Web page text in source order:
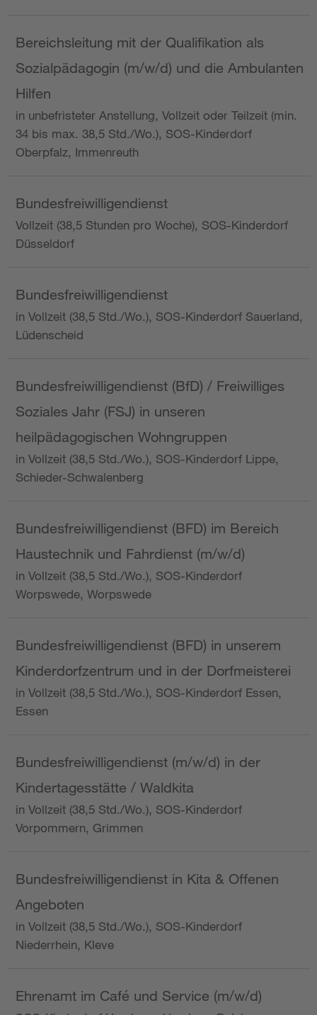
Bereichsleitung mit der Qualifikation als
Sozialpädagogin (m/w/d) und die Ambulanten
Hilfen
in unbefristeter Anstellung, Vollzeit oder Teilzeit (min.
34 bis max. 38,5 Std./Wo.), SOS-Kinderdorf
Oberpfalz, Immenreuth
Bundesfreiwilligendienst
Vollzeit (38,5 Stunden pro Woche), SOS-Kinderdorf
Düsseldorf
Bundesfreiwilligendienst
in Vollzeit (38,5 Std./Wo.), SOS-Kinderdorf Sauerland,
Lüdenscheid
Bundesfreiwilligendienst (BfD) / Freiwilliges
Soziales Jahr (FSJ) in unseren
heilpädagogischen Wohngruppen
in Vollzeit (38,5 Std./Wo.), SOS-Kinderdorf Lippe,
Schieder-Schwalenberg
Bundesfreiwilligendienst (BFD) im Bereich
Haustechnik und Fahrdienst (m/w/d)
in Vollzeit (38,5 Std./Wo.), SOS-Kinderdorf
Worpswede, Worpswede
Bundesfreiwilligendienst (BFD) in unserem
Kinderdorfzentrum und in der Dorfmeisterei
in Vollzeit (38,5 Std./Wo.), SOS-Kinderdorf Essen,
Essen
Bundesfreiwilligendienst (m/w/d) in der
Kindertagesstätte / Waldkita
in Vollzeit (38,5 Std./Wo.), SOS-Kinderdorf
Vorpommern, Grimmen
Bundesfreiwilligendienst in Kita & Offenen
Angeboten
in Vollzeit (38,5 Std./Wo.), SOS-Kinderdorf
Niederrhein, Kleve
Ehrenamt im Café und Service (m/w/d)